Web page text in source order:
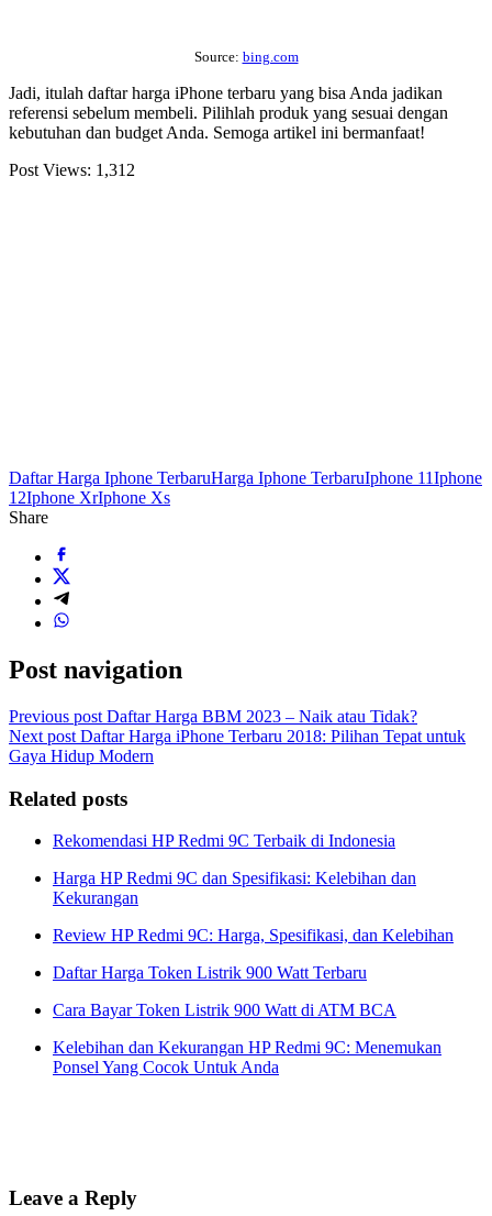
Source: bing.com
Jadi, itulah daftar harga iPhone terbaru yang bisa Anda jadikan
referensi sebelum membeli. Pilihlah produk yang sesuai dengan
kebutuhan dan budget Anda. Semoga artikel ini bermanfaat!
Post Views: 1,312
Daftar Harga Iphone TerbaruHarga Iphone TerbaruIphone 11Iphone
12Iphone XrIphone Xs
Share
Post navigation
Previous post Daftar Harga BBM 2023 – Naik atau Tidak?
Next post Daftar Harga iPhone Terbaru 2018: Pilihan Tepat untuk
Gaya Hidup Modern
Related posts
Rekomendasi HP Redmi 9C Terbaik di Indonesia
Harga HP Redmi 9C dan Spesifikasi: Kelebihan dan
Kekurangan
Review HP Redmi 9C: Harga, Spesifikasi, dan Kelebihan
Daftar Harga Token Listrik 900 Watt Terbaru
Cara Bayar Token Listrik 900 Watt di ATM BCA
Kelebihan dan Kekurangan HP Redmi 9C: Menemukan
Ponsel Yang Cocok Untuk Anda
Leave a Reply